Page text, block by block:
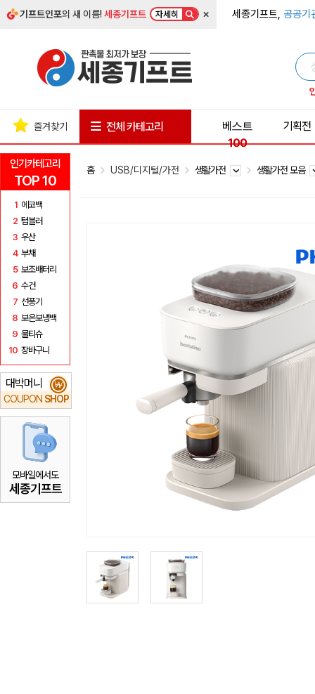
기프트인포의 새 이름!세종기프트 자세히 × 세종기프트, 공공기
인기카테고리
TOP 10
1 에코백
2 텀블러
3 우산
4 부채
5 보조배터리
6 수건
7 선풍기
8 보온보냉백
9 물티슈
10 장바구니
대박머니
COUPON SHOP
₩
모바일에서도
세종기프트
즐겨찾기 전체 카테고리
베스트
100
기획전
홈 USB/디지털/가전 생활가전 생활가전 모음